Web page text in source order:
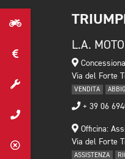
L.A.
Via del Forte
VENDITA
+ 39 06
Officina:
Via del Forte
ASSISTENZA